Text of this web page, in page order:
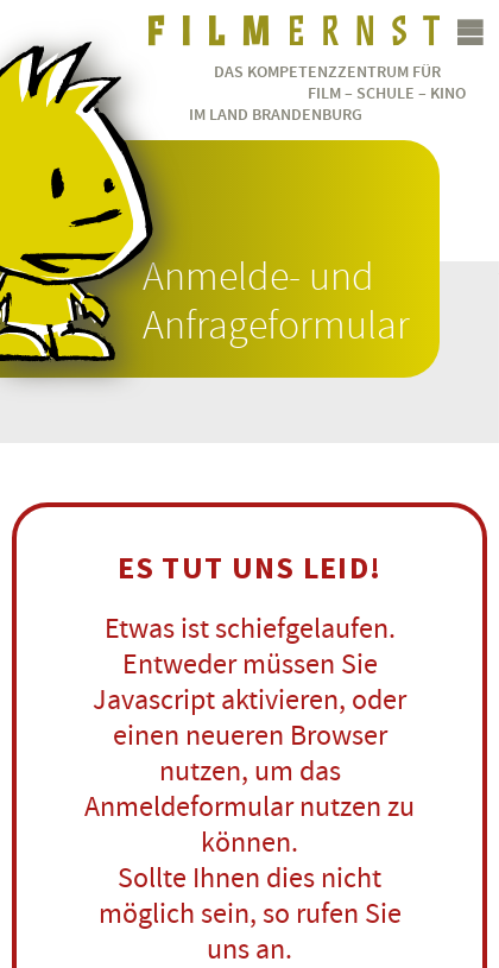
Anmelde- und
Anfrageformular
DAS KOMPETENZZENTRUM FÜR
FILM – SCHULE – KINO
IM LAND BRANDENBURG
ES TUT UNS LEID!
Etwas ist schiefgelaufen.
Entweder müssen Sie
Javascript aktivieren, oder
einen neueren Browser
nutzen, um das
Anmeldeformular nutzen zu
können.
Sollte Ihnen dies nicht
möglich sein, so rufen Sie
uns an.